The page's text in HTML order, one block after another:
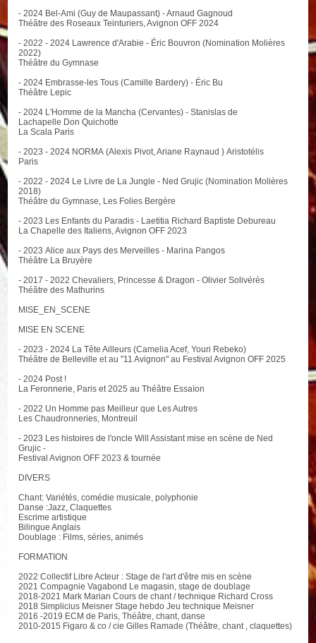
- 2024 Bel-Ami (Guy de Maupassant) - Arnaud Gagnoud
Théâtre des Roseaux Teinturiers, Avignon OFF 2024
- 2022 - 2024 Lawrence d'Arabie - Éric Bouvron (Nomination Molières
2022)
Théâtre du Gymnase
- 2024 Embrasse-les Tous (Camille Bardery) - Éric Bu
Théâtre Lepic
- 2024 L'Homme de la Mancha (Cervantes) - Stanislas de
Lachapelle Don Quichotte
La Scala Paris
- 2023 - 2024 NORMA (Alexis Pivot, Ariane Raynaud ) Aristotélis
Paris
- 2022 - 2024 Le Livre de La Jungle - Ned Grujic (Nomination Molières
2018)
Théâtre du Gymnase, Les Folies Bergère
- 2023 Les Enfants du Paradis - Laetitia Richard Baptiste Debureau
La Chapelle des Italiens, Avignon OFF 2023
- 2023 Alice aux Pays des Merveilles - Marina Pangos
Théâtre La Bruyère
- 2017 - 2022 Chevaliers, Princesse & Dragon - Olivier Solivérès
Théâtre des Mathurins
MISE_EN_SCENE
MISE EN SCENE
- 2023 - 2024 La Tête Ailleurs (Camelia Acef, Youri Rebeko)
Théâtre de Belleville et au "11 Avignon" au Festival Avignon OFF 2025
- 2024 Post !
La Feronnerie, Paris et 2025 au Théâtre Essaïon
- 2022 Un Homme pas Meilleur que Les Autres
Les Chaudronneries, Montreuil
- 2023 Les histoires de l'oncle Will Assistant mise en scène de Ned
Grujic -
Festival Avignon OFF 2023 & tournée
DIVERS
Chant: Variétés, comédie musicale, polyphonie
Danse :Jazz, Claquettes
Escrime artistique
Bilingue Anglais
Doublage : Films, séries, animés
FORMATION
2022 Collectif Libre Acteur : Stage de l'art d'être mis en scène
2021 Compagnie Vagabond Le magasin, stage de doublage
2018-2021 Mark Marian Cours de chant / technique Richard Cross
2018 Simplicius Meisner Stage hebdo Jeu technique Meisner
2016 -2019 ECM de Paris, Théâtre, chant, danse
2010-2015 Figaro & co / cie Gilles Ramade (Théâtre, chant , claquettes)